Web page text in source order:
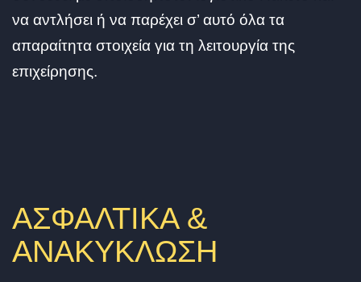
να αντλήσει ή να παρέχει σ’ αυτό όλα τα
απαραίτητα στοιχεία για τη λειτουργία της
επιχείρησης.
ΑΣΦΑΛΤΙΚΑ &
ΑΝΑΚΥΚΛΩΣΗ